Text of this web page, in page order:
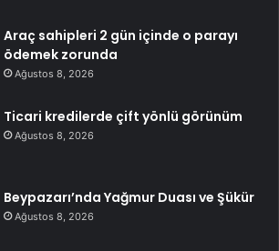
Araç sahipleri 2 gün içinde o parayı
ödemek zorunda
Ağustos 8, 2026
Ticari kredilerde çift yönlü görünüm
Ağustos 8, 2026
Beypazarı’nda Yağmur Duası ve Şükür
Ağustos 8, 2026